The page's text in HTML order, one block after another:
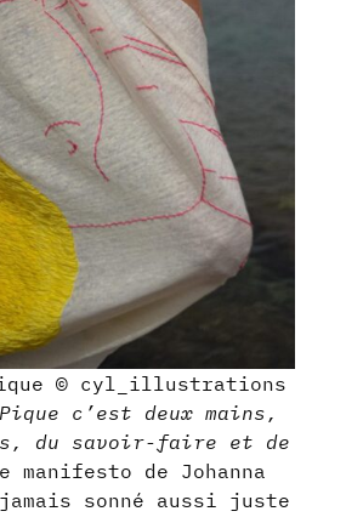
© cyl_illustrations
c’est deux mains,
du savoir-faire et de
manifesto de Johanna
sonné aussi juste